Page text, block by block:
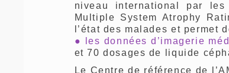
niveau international par les
Multiple System Atrophy
l’état des malades et permet
● les données d’imagerie
et 70 dosages de liquide
Le Centre de référence de